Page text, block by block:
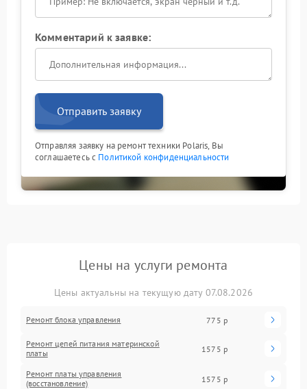
Комментарий к заявке:
Отправить заявку
Отправляя заявку на ремонт техники Polaris, Вы
соглашаетесь с Политикой конфиденциальности
Цены на услуги ремонта
Цены актуальны на текущую дату 07.08.2026
Ремонт блока управления 775 р
Ремонт цепей питания материнской
платы
1575 р
Ремонт платы управления
(восстановление)
1575 р